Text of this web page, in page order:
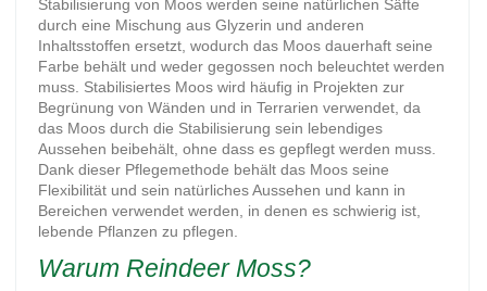
Stabilisierung von Moos werden seine natürlichen Säfte
durch eine Mischung aus Glyzerin und anderen
Inhaltsstoffen ersetzt, wodurch das Moos dauerhaft seine
Farbe behält und weder gegossen noch beleuchtet werden
muss. Stabilisiertes Moos wird häufig in Projekten zur
Begrünung von Wänden und in Terrarien verwendet, da
das Moos durch die Stabilisierung sein lebendiges
Aussehen beibehält, ohne dass es gepflegt werden muss.
Dank dieser Pflegemethode behält das Moos seine
Flexibilität und sein natürliches Aussehen und kann in
Bereichen verwendet werden, in denen es schwierig ist,
lebende Pflanzen zu pflegen.
Warum Reindeer Moss?